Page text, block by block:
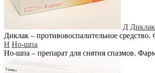
Д Диклак
Диклак – противовоспалительное средство.
Н Но-шпа
Но-шпа – препарат для снятия спазмов.